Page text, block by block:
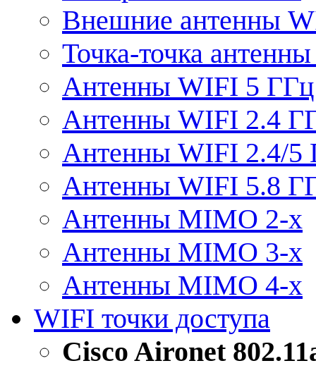
Внешние антенны
Точка-точка
Антенны WIFI 5 ГГц
Антенны WIFI 2.4
Антенны WIFI 2.4/5
Антенны WIFI 5.8
Антенны MIMO 2-x
Антенны MIMO 3-x
Антенны MIMO 4-x
WIFI точки доступа
Cisco Aironet